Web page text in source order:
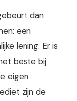
dan
een
lening. Er is
beste bij
eigen
zijn de